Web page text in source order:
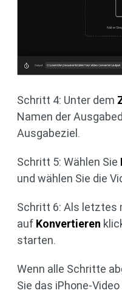
Schritt 4: Unter dem
Namen der
Ausgabeziel.
Schritt 5: Wählen Sie
und wählen Sie die
Schritt 6: Als letztes
auf Konvertieren
starten.
Wenn alle Schritte
Sie das iPhone-